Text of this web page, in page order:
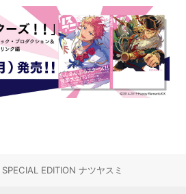
EDITION ナツヤスミ